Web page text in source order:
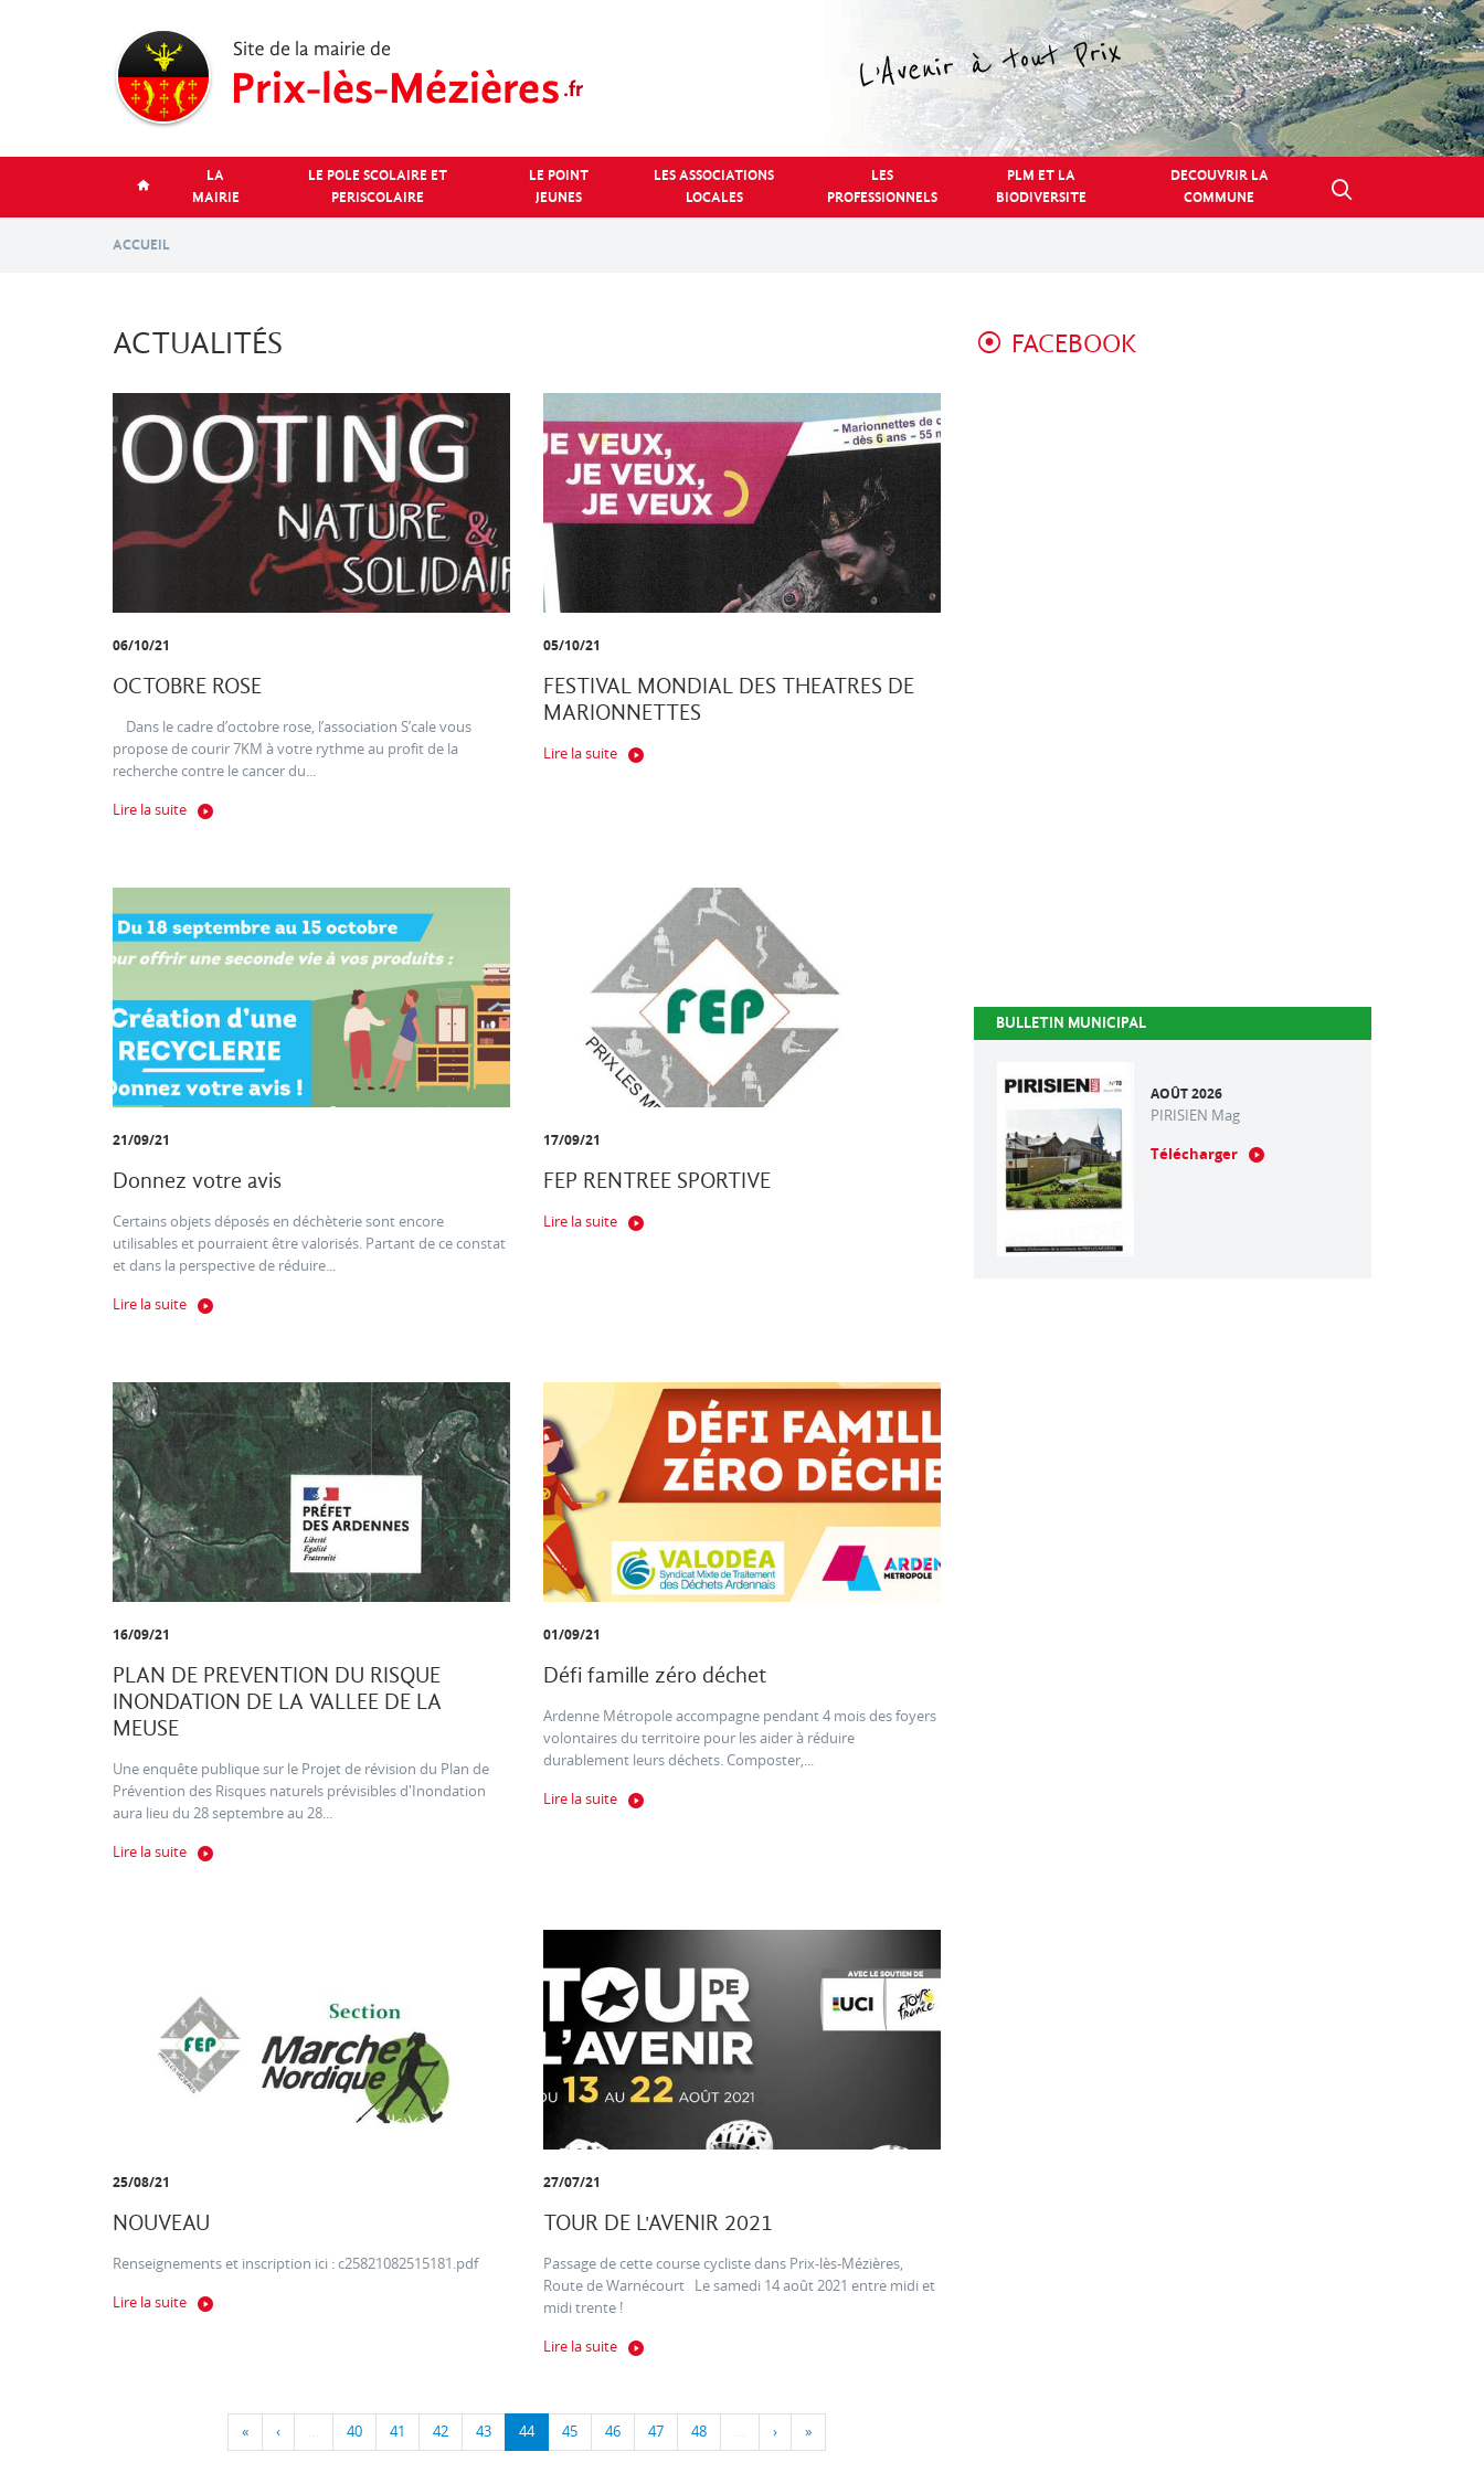
LA
MAIRIE
LE POLE SCOLAIRE ET
PERISCOLAIRE
LE POINT
JEUNES
LES ASSOCIATIONS
LOCALES
LES
PROFESSIONNELS
PLM ET LA
BIODIVERSITE
DECOUVRIR LA
COMMUNE
ACCUEIL
ACTUALITÉS
06/10/21
OCTOBRE ROSE
Dans le cadre d’octobre rose, l’association S’cale vous
propose de courir 7KM à votre rythme au profit de la
recherche contre le cancer du...
Lire la suite
05/10/21
FESTIVAL MONDIAL DES THEATRES DE
MARIONNETTES
Lire la suite
21/09/21
Donnez votre avis
Certains objets déposés en déchèterie sont encore
utilisables et pourraient être valorisés. Partant de ce constat
et dans la perspective de réduire...
Lire la suite
17/09/21
FEP RENTREE SPORTIVE
Lire la suite
16/09/21
PLAN DE PREVENTION DU RISQUE
INONDATION DE LA VALLEE DE LA
MEUSE
Une enquête publique sur le Projet de révision du Plan de
Prévention des Risques naturels prévisibles d'Inondation
aura lieu du 28 septembre au 28...
Lire la suite
01/09/21
Défi famille zéro déchet
Ardenne Métropole accompagne pendant 4 mois des foyers
volontaires du territoire pour les aider à réduire
durablement leurs déchets. Composter,...
Lire la suite
25/08/21
NOUVEAU
Renseignements et inscription ici : c25821082515181.pdf
Lire la suite
27/07/21
TOUR DE L'AVENIR 2021
Passage de cette course cycliste dans Prix-lès-Mézières,
Route de Warnécourt Le samedi 14 août 2021 entre midi et
midi trente !
Lire la suite
« ‹ … 40 41 42 43 44 45 46 47 48 … › »
FACEBOOK
BULLETIN MUNICIPAL
AOÛT 2026
PIRISIEN Mag
Télécharger